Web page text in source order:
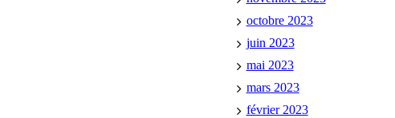
octobre 2023
juin 2023
mai 2023
mars 2023
février 2023